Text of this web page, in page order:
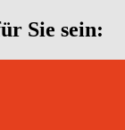
Sie sein: